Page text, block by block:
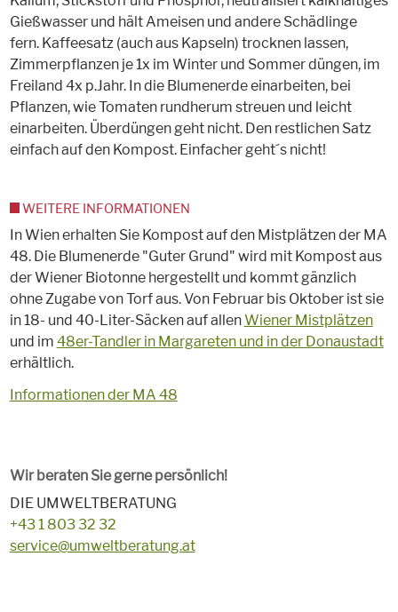
Gießwasser und hält Ameisen und andere Schädlinge
fern. Kaffeesatz (auch aus Kapseln) trocknen lassen,
Zimmerpflanzen je 1x im Winter und Sommer düngen, im
Freiland 4x p.Jahr. In die Blumenerde einarbeiten, bei
Pflanzen, wie Tomaten rundherum streuen und leicht
einarbeiten. Überdüngen geht nicht. Den restlichen Satz
einfach auf den Kompost. Einfacher geht´s nicht!
WEITERE INFORMATIONEN
In Wien erhalten Sie Kompost auf den Mistplätzen der MA
48. Die Blumenerde "Guter Grund" wird mit Kompost aus
der Wiener Biotonne hergestellt und kommt gänzlich
ohne Zugabe von Torf aus. Von Februar bis Oktober ist sie
in 18- und 40-Liter-Säcken auf allenWiener Mistplätzen
und im 48er-Tandler in Margareten und in der Donaustadt
erhältlich.
Informationen der MA 48
Wir beraten Sie gerne persönlich!
DIE UMWELTBERATUNG
+43 1 803 32 32
service@umweltberatung.at